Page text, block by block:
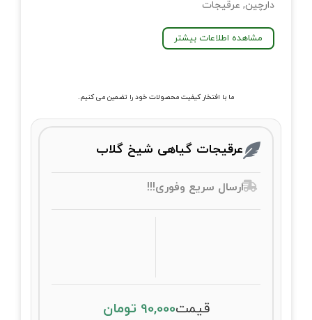
دارچین, عرقیجات
مشاهده اطلاعات بیشتر
ما با افتخار کیفیت محصولات خود را تضمین می کنیم.
عرقیجات گیاهی شیخ گلاب
ارسال سریع وفوری!!!
قیمت90,000 تومان